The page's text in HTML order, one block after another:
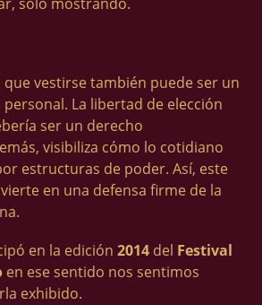
vestirse también puede ser un
La libertad de elección
ser un derecho
visibiliza cómo lo cotidiano
estructuras de poder. Así, este
en una defensa firme de la
en la edición 2014 del Festival
en ese sentido nos sentimos
exhibido.